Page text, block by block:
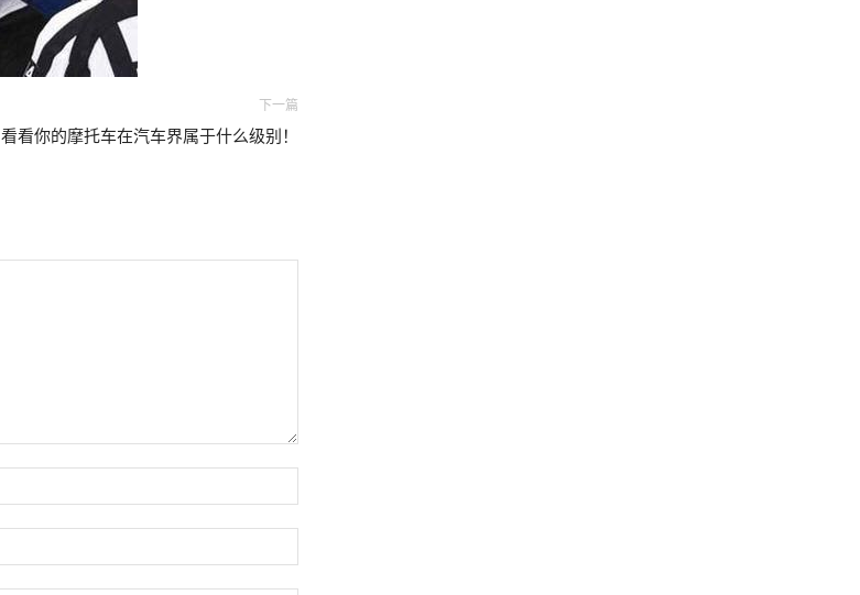
下一篇
看看你的摩托车在汽车界属于什么级别！